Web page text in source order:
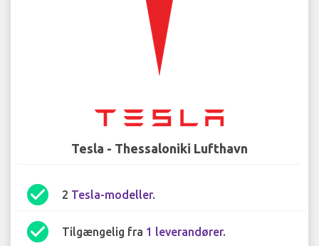
Tesla - Thessaloniki Lufthavn
check_circle 2 Tesla-modeller.
check_circle Tilgængelig fra 1 leverandører.